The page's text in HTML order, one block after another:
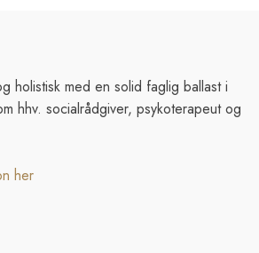
holistisk med en solid faglig ballast i
hhv. socialrådgiver, psykoterapeut og
her